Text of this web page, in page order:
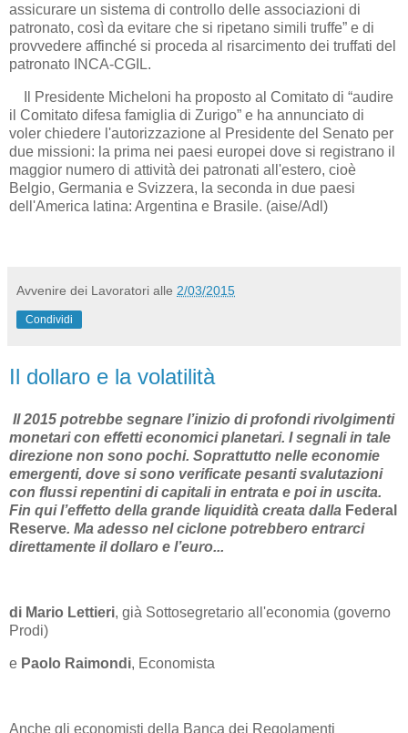
assicurare un sistema di controllo delle associazioni di
patronato, così da evitare che si ripetano simili truffe” e di
provvedere affinché si proceda al risarcimento dei truffati del
patronato INCA-CGIL.
Il Presidente Micheloni ha proposto al Comitato di “audire
il Comitato difesa famiglia di Zurigo” e ha annunciato di
voler chiedere l'autorizzazione al Presidente del Senato per
due missioni: la prima nei paesi europei dove si registrano il
maggior numero di attività dei patronati all'estero, cioè
Belgio, Germania e Svizzera, la seconda in due paesi
dell'America latina: Argentina e Brasile. (aise/Adl)
Avvenire dei Lavoratori alle 2/03/2015
Condividi
Il dollaro e la volatilità
Il 2015 potrebbe segnare l’inizio di profondi rivolgimenti
monetari con effetti economici planetari. I segnali in tale
direzione non sono pochi. Soprattutto nelle economie
emergenti, dove si sono verificate pesanti svalutazioni
con flussi repentini di capitali in entrata e poi in uscita.
Fin qui l’effetto della grande liquidità creata dalla Federal
Reserve. Ma adesso nel ciclone potrebbero entrarci
direttamente il dollaro e l’euro...
di Mario Lettieri, già Sottosegretario all'economia (governo
Prodi)
e Paolo Raimondi, Economista
Anche gli economisti della Banca dei Regolamenti